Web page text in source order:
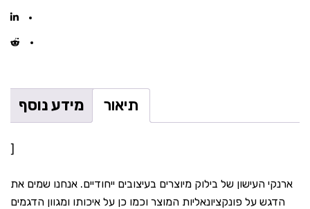
תיאור מידע נוסף
[
ארנקי העישון של בילוק מיוצרים בעיצובים ייחודיים. אנחנו שמים את
הדגש על פונקציונאליות המוצר וכמו כן על איכותו ומגוון הדגמים